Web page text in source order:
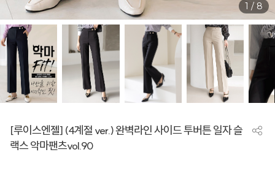
1 / 8
[루이스엔젤] (4계절 ver.) 완벽라인 사이드 투버튼 일자 슬
랙스 악마팬츠vol.90